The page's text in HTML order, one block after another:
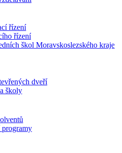
řízení
řízení
škol Moravskoslezského kraje
dveří
školy
programy